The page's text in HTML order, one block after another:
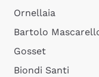
Ornellaia
Bartolo
Gosset
Biondi Santi